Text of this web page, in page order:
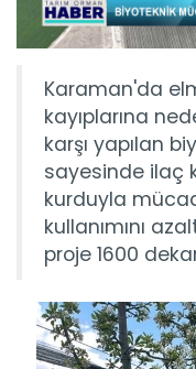
Karaman'da
kayıplarına
karşı yapılan
sayesinde ilaç
kurduyla
kullanımını
proje 1600